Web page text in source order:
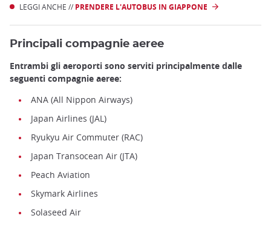
LEGGI ANCHE // PRENDERE L'AUTOBUS IN GIAPPONE
Principali compagnie aeree
Entrambi gli aeroporti sono serviti principalmente dalle
seguenti compagnie aeree:
ANA (All Nippon Airways)
Japan Airlines (JAL)
Ryukyu Air Commuter (RAC)
Japan Transocean Air (JTA)
Peach Aviation
Skymark Airlines
Solaseed Air